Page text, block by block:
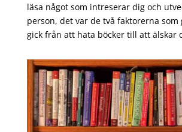
läsa något som intreserar dig och
person, det var de två faktorerna som
gick från att hata böcker till att älskar